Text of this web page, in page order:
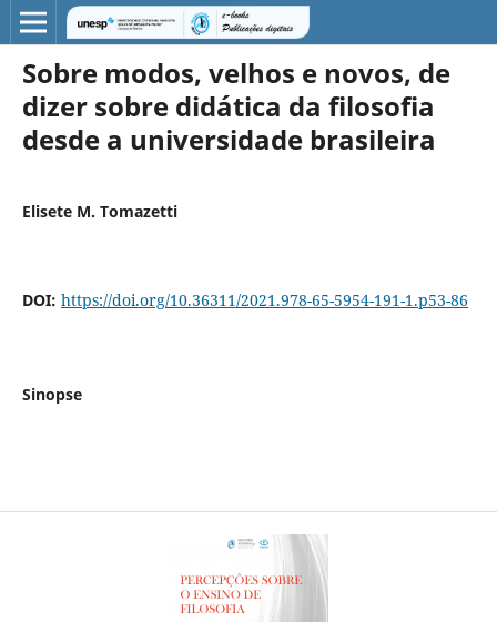
Sobre modos, velhos e novos, de
dizer sobre didática da filosofia
desde a universidade brasileira
Elisete M. Tomazetti
DOI: https://doi.org/10.36311/2021.978-65-5954-191-1.p53-86
Sinopse